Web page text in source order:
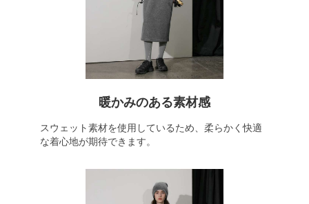
暖かみのある素材感
スウェット素材を使用しているため、柔らかく快適
な着心地が期待できます。